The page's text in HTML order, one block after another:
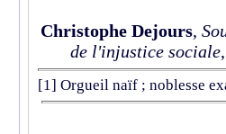
Christophe Dejours,
de l'injustice sociale
[1] Orgueil naïf ; noblesse